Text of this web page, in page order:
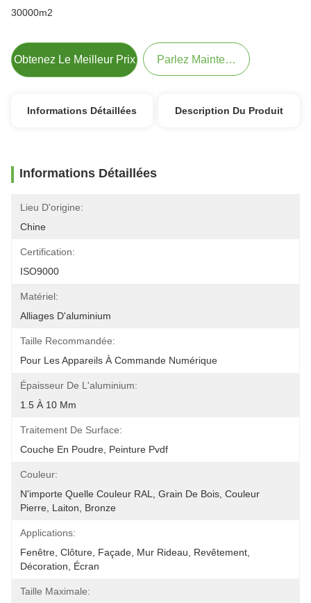
30000m2
Obtenez Le Meilleur Prix Parlez Maintenant.
Informations Détaillées Description Du Produit
Informations Détaillées
Lieu D'origine:
Chine
Certification:
ISO9000
Matériel:
Alliages D'aluminium
Taille Recommandée:
Pour Les Appareils À Commande Numérique
Épaisseur De L'aluminium:
1.5 À 10 Mm
Traitement De Surface:
Couche En Poudre, Peinture Pvdf
Couleur:
N'importe Quelle Couleur RAL, Grain De Bois, Couleur
Pierre, Laiton, Bronze
Applications:
Fenêtre, Clôture, Façade, Mur Rideau, Revêtement,
Décoration, Écran
Taille Maximale: